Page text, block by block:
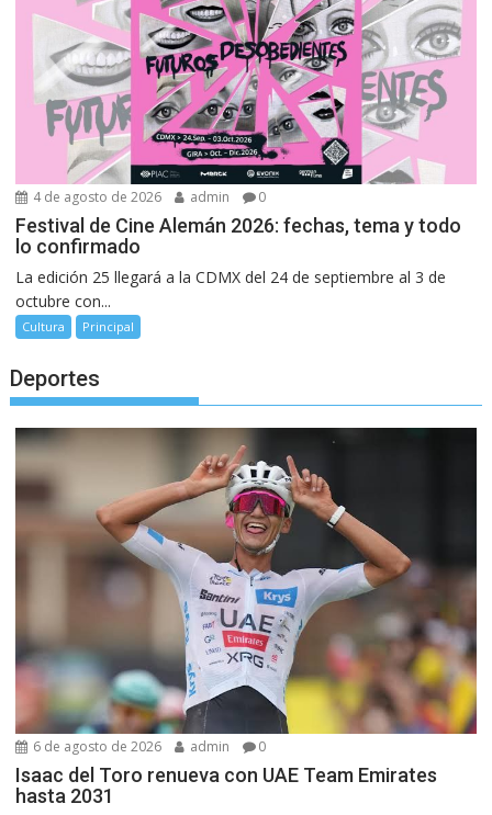
4 de agosto de 2026 admin 0
Festival de Cine Alemán 2026: fechas, tema y todo
lo confirmado
La edición 25 llegará a la CDMX del 24 de septiembre al 3 de
octubre con...
Cultura Principal
Deportes
6 de agosto de 2026 admin 0
Isaac del Toro renueva con UAE Team Emirates
hasta 2031